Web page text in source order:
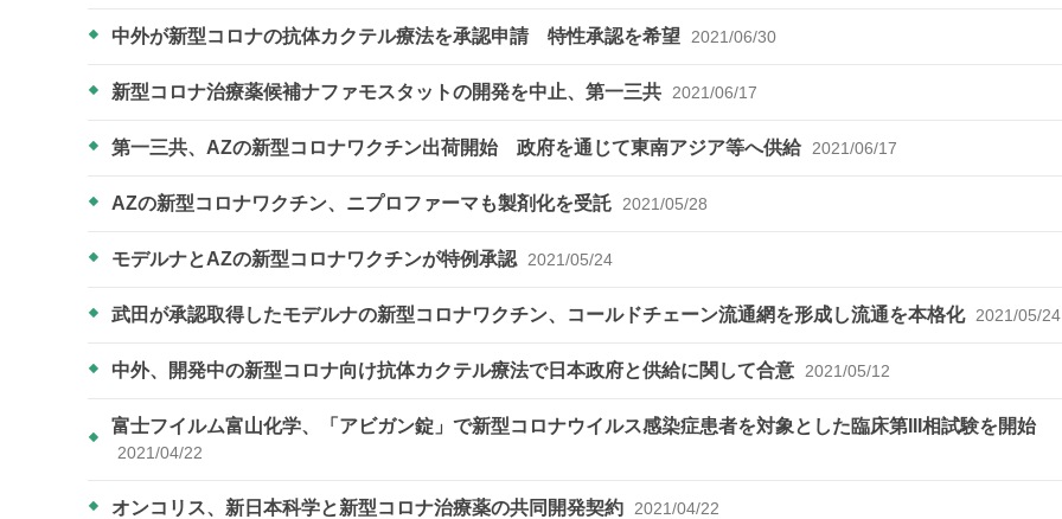
中外が新型コロナの抗体カクテル療法を承認申請 特性承認を希望 2021/06/30
新型コロナ治療薬候補ナファモスタットの開発を中止、第一三共 2021/06/17
第一三共、AZの新型コロナワクチン出荷開始 政府を通じて東南アジア等へ供給 2021/06/17
AZの新型コロナワクチン、ニプロファーマも製剤化を受託 2021/05/28
モデルナとAZの新型コロナワクチンが特例承認 2021/05/24
武田が承認取得したモデルナの新型コロナワクチン、コールドチェーン流通網を形成し流通を本格化 2021/05/24
中外、開発中の新型コロナ向け抗体カクテル療法で日本政府と供給に関して合意 2021/05/12
富士フイルム富山化学、「アビガン錠」で新型コロナウイルス感染症患者を対象とした臨床第III相試験を開始
2021/04/22
オンコリス、新日本科学と新型コロナ治療薬の共同開発契約 2021/04/22